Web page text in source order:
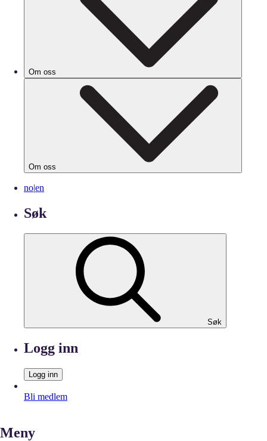
Om oss
Om oss
no|en
Søk
Søk
Logg inn
Logg inn
Bli medlem
Meny